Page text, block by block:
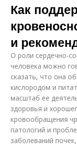
Как
и
О роли сердечно-
человека можно
сказать, что она
кислородом и
масштаб ее
здоровья и
кровообращения
патологий и
заболеваний